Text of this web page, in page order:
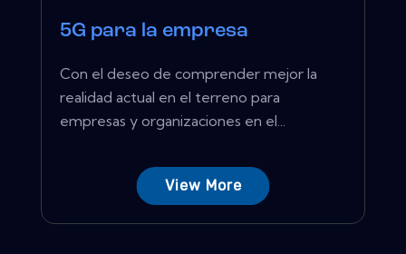
5G para la empresa
Con el deseo de comprender mejor la
realidad actual en el terreno para
empresas y organizaciones en el...
View More